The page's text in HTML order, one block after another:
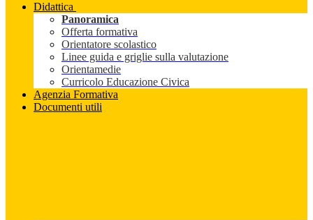
Didattica
Panoramica
Offerta formativa
Orientatore scolastico
Linee guida e griglie sulla valutazione
Orientamedie
Curricolo Educazione Civica
Agenzia Formativa
Documenti utili